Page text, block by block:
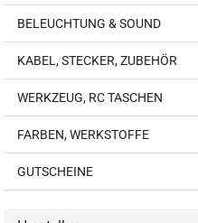
BELEUCHTUNG & SOUND
KABEL, STECKER, ZUBEHÖR
WERKZEUG, RC TASCHEN
FARBEN, WERKSTOFFE
GUTSCHEINE